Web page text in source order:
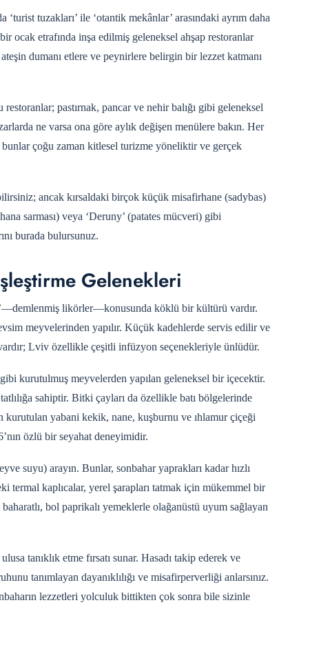
tuzakları’ ile ‘otantik mekânlar’ arasındaki ayrım daha
ocak etrafında inşa edilmiş geleneksel ahşap restoranlar
dumanı etlere ve peynirlere belirgin bir lezzet katmanı
pastırnak, pancar ve nehir balığı gibi geleneksel
ne varsa ona göre aylık değişen menülere bakın. Her
bunlar çoğu zaman kitlesel turizme yöneliktir ve gerçek
ancak kırsaldaki birçok küçük misafirhane (sadybas)
sarması) veya ‘Deruny’ (patates mücveri) gibi
burada bulursunuz.
Gelenekleri
likörler—konusunda köklü bir kültürü vardır.
meyvelerinden yapılır. Küçük kadehlerde servis edilir ve
Lviv özellikle çeşitli infüzyon seçenekleriyle ünlüdür.
kurutulmuş meyvelerden yapılan geleneksel bir içecektir.
sahiptir. Bitki çayları da özellikle batı bölgelerinde
yabani kekik, nane, kuşburnu ve ıhlamur çiçeği
özlü bir seyahat deneyimidir.
suyu) arayın. Bunlar, sonbahar yaprakları kadar hızlı
termal kaplıcalar, yerel şarapları tatmak için mükemmel bir
baharatlı, bol paprikalı yemeklerle olağanüstü uyum sağlayan
tanıklık etme fırsatı sunar. Hasadı takip ederek ve
tanımlayan dayanıklılığı ve misafirperverliği anlarsınız.
lezzetleri yolculuk bittikten çok sonra bile sizinle